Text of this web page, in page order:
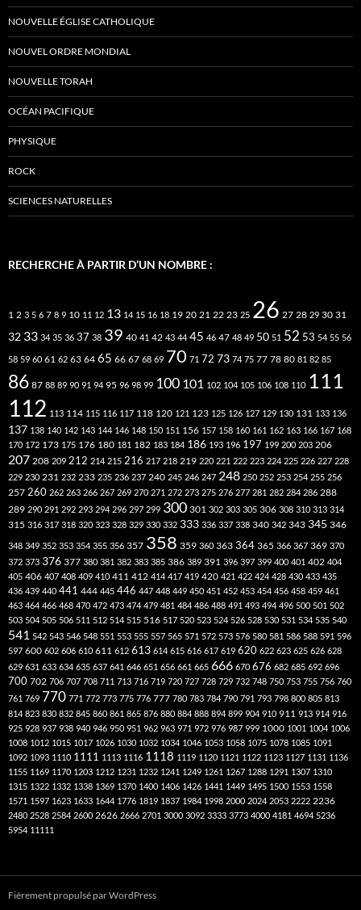
NOUVELLE ÉGLISE CATHOLIQUE
NOUVEL ORDRE MONDIAL
NOUVELLE TORAH
OCÉAN PACIFIQUE
PHYSIQUE
ROCK
SCIENCES NATURELLES
RECHERCHE À PARTIR D’UN NOMBRE :
1 2 3 5 6 7 8 9 10 11 12 13 14 15 16 18 19 20 21 22 23 25 26 27 28 29 30 31
32 33 34 35 36 37 38 39 40 41 42 43 44 45 46 47 48 49 50 51 52 53 54 55 56
58 59 60 61 62 63 64 65 66 67 68 69 70 71 72 73 74 75 77 78 80 81 82 85
86 87 88 89 90 91 94 95 96 98 99 100 101 102 104 105 106 108 110 111
112 113 114 115 116 117 118 120 121 123 125 126 127 129 130 131 133 136
137 138 140 142 143 144 146 148 150 151 156 157 158 160 161 162 163 166 167 168
170 172 173 175 176 180 181 182 183 184 186 193 196 197 199 200 203 206
207 208 209 212 214 215 216 217 218 219 220 221 222 223 224 225 226 227 228
229 230 231 232 233 235 236 237 240 245 246 247 248 250 252 253 254 255 256
257 260 262 263 266 267 269 270 271 272 273 275 276 277 281 282 284 286 288
289 290 291 292 293 294 296 297 299 300 301 302 303 305 306 308 310 313 314
315 316 317 318 320 323 328 329 330 332 333 336 337 338 340 342 343 345 346
348 349 352 353 354 355 356 357 358 359 360 363 364 365 366 367 369 370
372 373 376 377 380 381 382 383 385 386 389 391 396 397 399 400 401 402 404
405 406 407 408 409 410 411 412 414 417 419 420 421 422 424 428 430 433 435
436 439 440 441 444 445 446 447 448 449 450 451 452 453 454 456 458 459 461
463 464 466 468 470 472 473 474 479 481 484 486 488 491 493 494 496 500 501 502
503 504 505 506 511 512 514 515 516 517 520 523 524 526 528 530 531 534 535 540
541 542 543 546 548 551 553 555 557 565 571 572 573 576 580 581 586 588 591 596
597 600 602 606 610 611 612 613 614 615 616 617 619 620 622 623 625 626 628
629 631 633 634 635 637 641 646 651 656 661 665 666 670 676 682 685 692 696
700 702 706 707 708 711 713 716 719 720 727 728 729 732 748 750 753 755 756 760
761 769 770 771 772 773 775 776 777 780 783 784 790 791 793 798 800 805 813
814 823 830 832 845 860 861 865 876 880 884 888 894 899 904 910 911 913 914 916
925 928 937 938 940 946 950 951 962 963 971 972 976 987 999 1000 1001 1004 1006
1008 1012 1015 1017 1026 1030 1032 1034 1046 1053 1058 1075 1078 1085 1091
1092 1093 1110 1111 1113 1116 1118 1119 1120 1121 1122 1123 1127 1131 1136
1155 1169 1170 1203 1212 1231 1232 1241 1249 1261 1267 1288 1291 1307 1310
1315 1322 1332 1338 1369 1370 1400 1406 1426 1441 1449 1495 1500 1553 1558
1571 1597 1623 1633 1644 1776 1819 1837 1984 1998 2000 2024 2053 2222 2236
2480 2528 2584 2600 2626 2666 2701 3000 3092 3333 3773 4000 4181 4694 5236
5954 11111
Fièrement propulsé par WordPress